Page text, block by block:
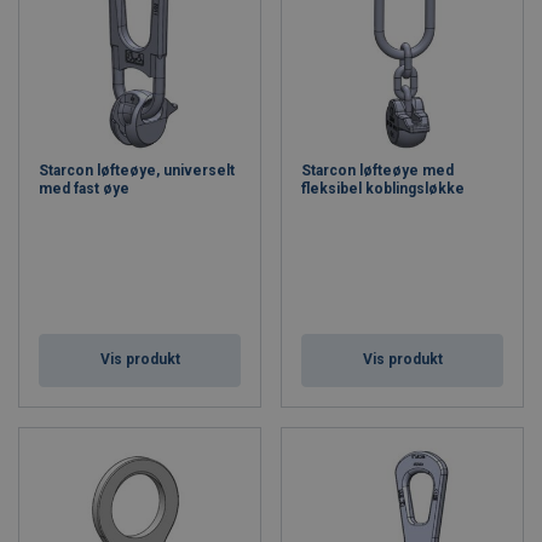
Starcon løfteøye, universelt
med fast øye
Vis produkt
Starcon løfteøye med
fleksibel koblingsløkke
Vis produkt